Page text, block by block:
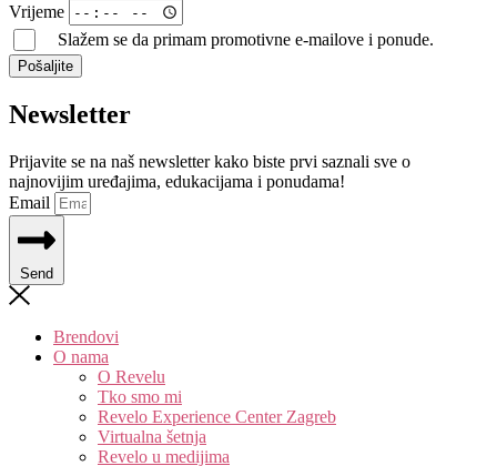
Vrijeme
Slažem se da primam promotivne e-mailove i ponude.
Pošaljite
Newsletter
Prijavite se na naš newsletter kako biste prvi saznali sve o
najnovijim uređajima, edukacijama i ponudama!
Email
Send
Brendovi
O nama
O Revelu
Tko smo mi
Revelo Experience Center Zagreb
Virtualna šetnja
Revelo u medijima